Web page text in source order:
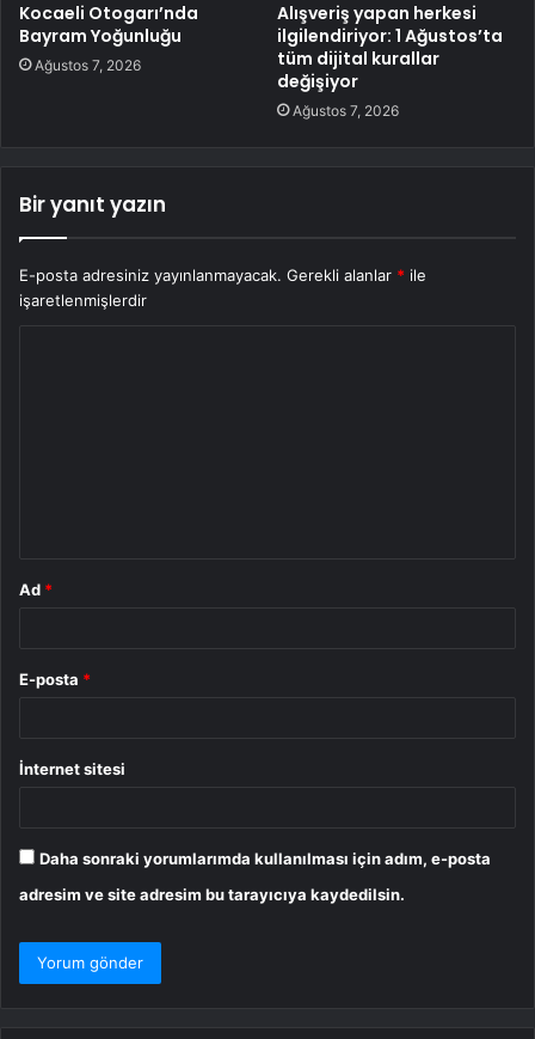
Kocaeli Otogarı’nda
Bayram Yoğunluğu
Ağustos 7, 2026
Alışveriş yapan herkesi
ilgilendiriyor: 1 Ağustos’ta
tüm dijital kurallar
değişiyor
Ağustos 7, 2026
Bir yanıt yazın
E-posta adresiniz yayınlanmayacak. Gerekli alanlar * ile
işaretlenmişlerdir
Ad *
E-posta *
İnternet sitesi
Daha sonraki yorumlarımda kullanılması için adım, e-posta
adresim ve site adresim bu tarayıcıya kaydedilsin.